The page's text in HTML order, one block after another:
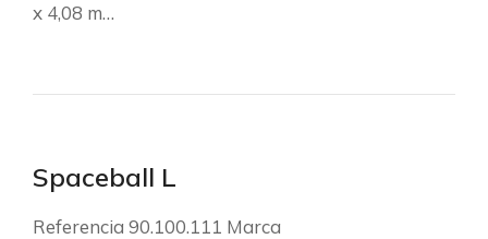
x 4,08 m…
Spaceball L
Referencia 90.100.111 Marca